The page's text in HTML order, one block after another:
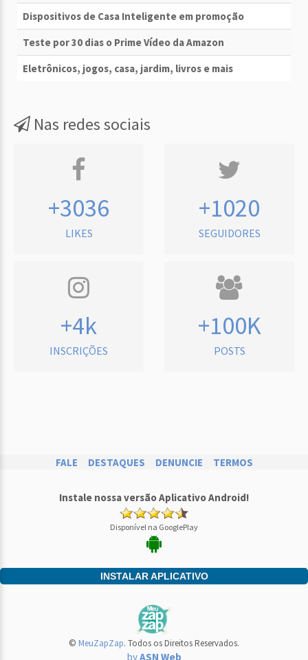
Dispositivos de Casa Inteligente em promoção
Teste por 30 dias o Prime Vídeo da Amazon
Eletrônicos, jogos, casa, jardim, livros e mais
Nas redes sociais
+3036
LIKES
+1020
SEGUIDORES
+4k
INSCRIÇÕES
+100K
POSTS
FALE DESTAQUES DENUNCIE TERMOS
Instale nossa versão Aplicativo Android!
Disponível na GooglePlay
INSTALAR APLICATIVO
© MeuZapZap. Todos os Direitos Reservados.
byASN Web